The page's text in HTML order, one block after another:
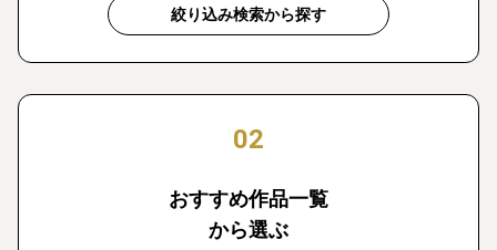
絞り込み検索から探す
02
おすすめ作品一覧
から選ぶ